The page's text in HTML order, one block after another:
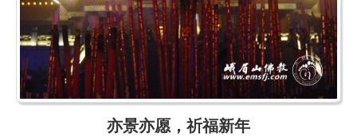
亦景亦愿，祈福新年